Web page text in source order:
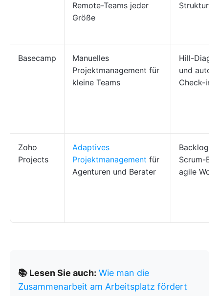
Remote-Teams jeder
Größe
Struktur
Basecamp
Manuelles
Projektmanagement für
kleine Teams
Hill-
und
Check-ins
Zoho
Projects
Adaptives
Projektmanagement für
Agenturen und Berater
Backlog-
Scrum-
agile
📚 Lesen Sie auch: Wie man die
Zusammenarbeit am Arbeitsplatz fördert